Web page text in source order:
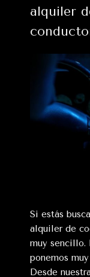
alquiler
Si estás
alquiler de
muy sencillo.
ponemos
Desde